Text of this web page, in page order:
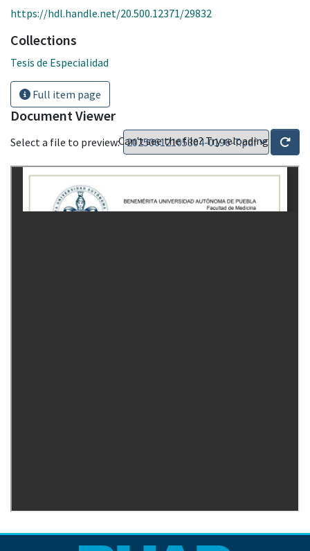
https://hdl.handle.net/20.500.12371/29832
Collections
Tesis de Especialidad
Full item page
Document Viewer
Select a file to preview:Can't see the file? Try reloading